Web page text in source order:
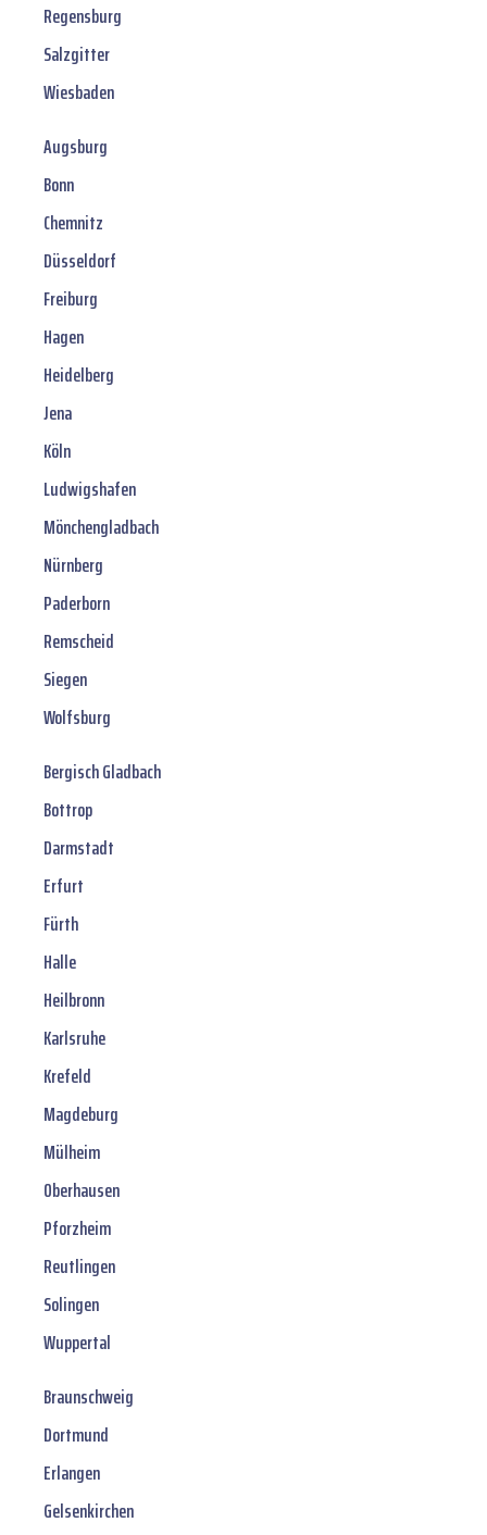
Regensburg
Salzgitter
Wiesbaden
Augsburg
Bonn
Chemnitz
Düsseldorf
Freiburg
Hagen
Heidelberg
Jena
Köln
Ludwigshafen
Mönchengladbach
Nürnberg
Paderborn
Remscheid
Siegen
Wolfsburg
Bergisch Gladbach
Bottrop
Darmstadt
Erfurt
Fürth
Halle
Heilbronn
Karlsruhe
Krefeld
Magdeburg
Mülheim
Oberhausen
Pforzheim
Reutlingen
Solingen
Wuppertal
Braunschweig
Dortmund
Erlangen
Gelsenkirchen